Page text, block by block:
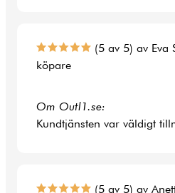
(5 av 5) av Eva
köpare
Om Outl1.se:
Kundtjänsten var väldigt
(5 av 5) av